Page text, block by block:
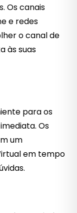
Os canais
e redes
o canal de
às suas
para os
Os
um
em tempo